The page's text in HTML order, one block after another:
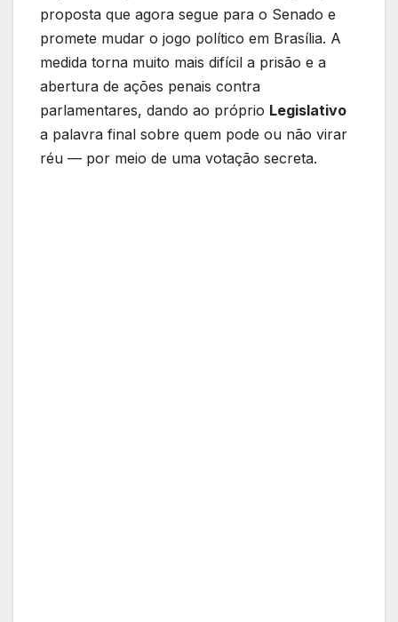
proposta que agora segue para o Senado e
promete mudar o jogo político em Brasília. A
medida torna muito mais difícil a prisão e a
abertura de ações penais contra
parlamentares, dando ao próprio Legislativo
a palavra final sobre quem pode ou não virar
réu — por meio de uma votação secreta.